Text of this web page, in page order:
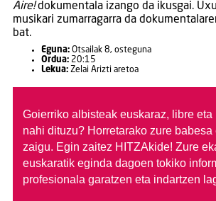
Aire!dokumentala izango da ikusgai.
musikari zumarragarra da
bat.
Eguna:Otsailak 8, osteguna
Ordua:20:15
Lekua:Zelai Arizti aretoa
Goierriko albisteak euskaraz, libre eta
nahi dituzu? Horretarako zure
zaigu. Egin zaitez HITZAkide! Zure
euskaratik eginda dagoen tokiko
profesionala garatzen eta indartzen